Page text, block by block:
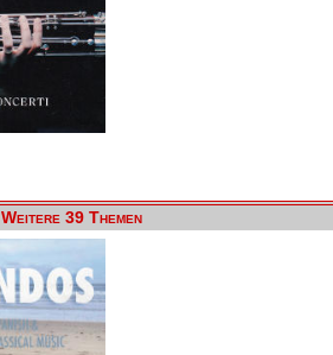
Weitere 39 Themen